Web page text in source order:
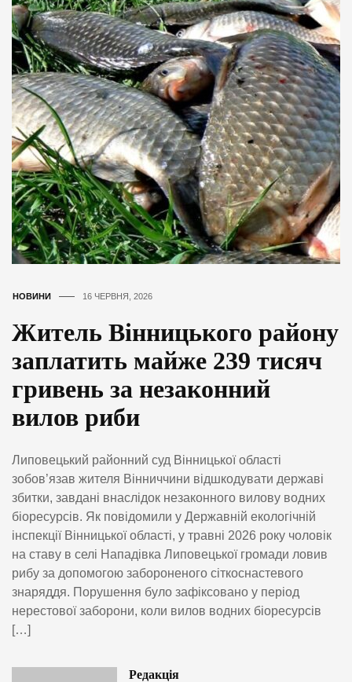
НОВИНИ 16 ЧЕРВНЯ, 2026
Житель Вінницького району
заплатить майже 239 тисяч
гривень за незаконний
вилов риби
Липовецький районний суд Вінницької області
зобов’язав жителя Вінниччини відшкодувати державі
збитки, завдані внаслідок незаконного вилову водних
біоресурсів. Як повідомили у Державній екологічній
інспекції Вінницької області, у травні 2026 року чоловік
на ставу в селі Нападівка Липовецької громади ловив
рибу за допомогою забороненого сіткоснастевого
знаряддя. Порушення було зафіксовано у період
нерестової заборони, коли вилов водних біоресурсів
[…]
Редакція